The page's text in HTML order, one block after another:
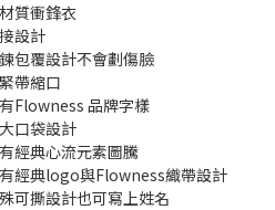
質衝鋒衣
設計
包覆設計不會劃傷臉
帶縮口
Flowness 品牌字樣
口袋設計
經典心流元素圖騰
經典logo與Flowness織帶設計
可撕設計也可寫上姓名